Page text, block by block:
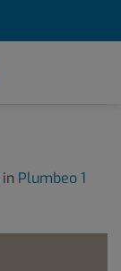
in Plumbeo 1